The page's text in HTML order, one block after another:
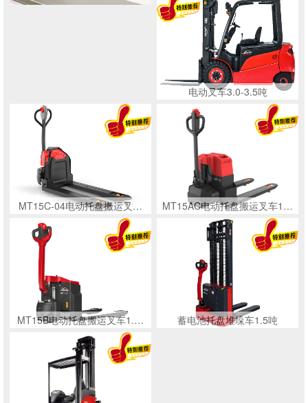
电动叉车3.0-3.5吨
MT15C-04电动托盘搬运叉… MT15AC电动托盘搬运叉车1…
MT15B电动托盘搬运叉车1.… 蓄电池托盘堆垛车1.5吨